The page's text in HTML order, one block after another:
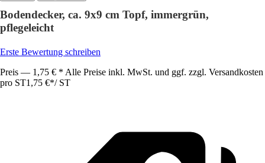
Bodendecker, ca. 9x9 cm Topf, immergrün,
pflegeleicht
Erste Bewertung schreiben
Preis — 1,75 € * Alle Preise inkl. MwSt. und ggf. zzgl. Versandkosten
pro ST1,75 €*/ ST